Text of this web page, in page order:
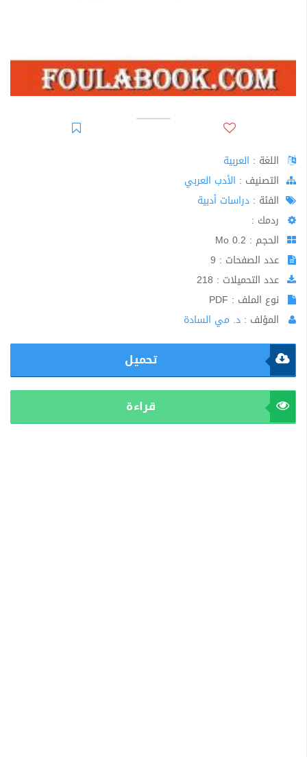
اللغة : العربية
اﻟﺘﺼﻨﻴﻒ : الأدب العربي
الفئة : دراسات أدبية
ردمك :
الحجم : 0.2 Mo
عدد الصفحات : 9
عدد التحميلات : 218
نوع الملف : PDF
المؤلف : د. مي السادة
تحميل
قراءة